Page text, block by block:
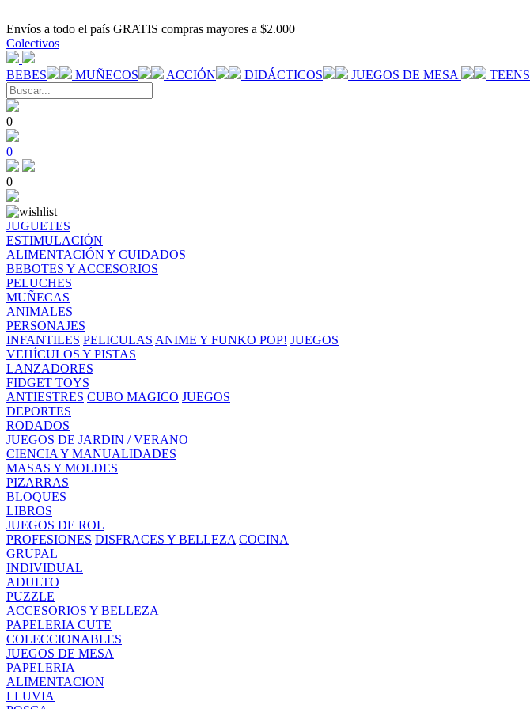
Envíos a todo el país GRATIS compras mayores a $2.000
Colectivos
BEBES MUÑECOS ACCIÓN DIDÁCTICOS JUEGOS DE MESA TEENS
0
0
0
JUGUETES
ESTIMULACIÓN
ALIMENTACIÓN Y CUIDADOS
BEBOTES Y ACCESORIOS
PELUCHES
MUÑECAS
ANIMALES
PERSONAJES
INFANTILES PELICULAS ANIME Y FUNKO POP! JUEGOS
VEHÍCULOS Y PISTAS
LANZADORES
FIDGET TOYS
ANTIESTRES CUBO MAGICO JUEGOS
DEPORTES
RODADOS
JUEGOS DE JARDIN / VERANO
CIENCIA Y MANUALIDADES
MASAS Y MOLDES
PIZARRAS
BLOQUES
LIBROS
JUEGOS DE ROL
PROFESIONES DISFRACES Y BELLEZA COCINA
GRUPAL
INDIVIDUAL
ADULTO
PUZZLE
ACCESORIOS Y BELLEZA
PAPELERIA CUTE
COLECCIONABLES
JUEGOS DE MESA
PAPELERIA
ALIMENTACION
LLUVIA